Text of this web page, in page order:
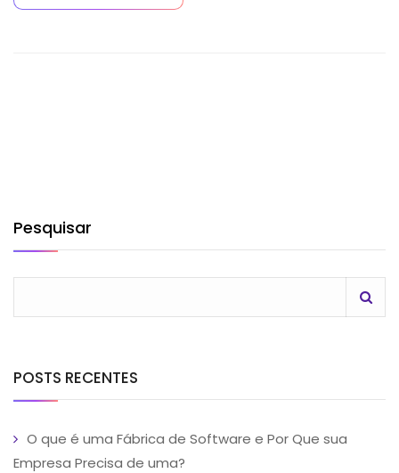
Pesquisar
POSTS RECENTES
O que é uma Fábrica de Software e Por Que sua
Empresa Precisa de uma?